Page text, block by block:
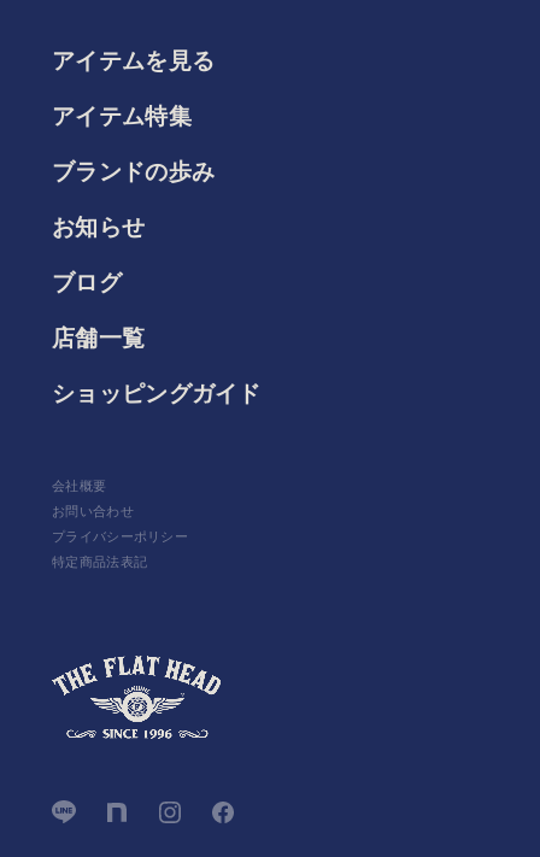
アイテムを見る
アイテム特集
ブランドの歩み
お知らせ
ブログ
店舗一覧
ショッピングガイド
会社概要
お問い合わせ
プライバシーポリシー
特定商品法表記